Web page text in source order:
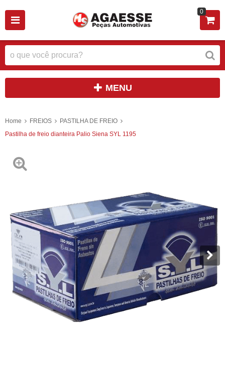
0
MENU
Home FREIOS
PASTILHA DE FREIO
Pastilha de freio dianteira Palio Siena SYL 1195